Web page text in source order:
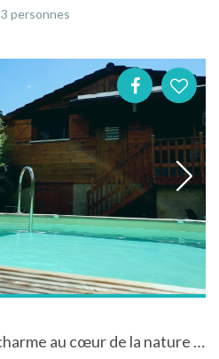
3 personnes
Le Chalet Cosy, gîte de charme au cœur de la nature Alsacienne